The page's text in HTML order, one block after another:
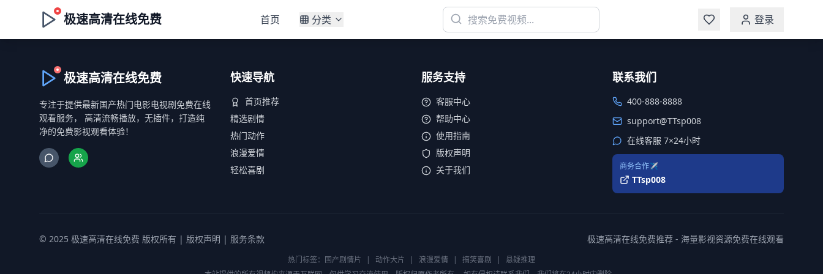
极速高清在线免费 首页 分类 登录
极速高清在线免费
专注于提供最新国产热门电影电视剧免费在线
观看服务， 高清流畅播放，无插件，打造纯
净的免费影视观看体验！
快速导航
首页推荐
精选剧情
热门动作
浪漫爱情
轻松喜剧
服务支持
客服中心
帮助中心
使用指南
版权声明
关于我们
联系我们
400-888-8888
support@TTsp008
在线客服 7×24小时
商务合作✈️
TTsp008
© 2025 极速高清在线免费 版权所有 | 版权声明 | 服务条款 极速高清在线免费推荐 - 海量影视资源免费在线观看
热门标签： 国产剧情片 | 动作大片 | 浪漫爱情 | 搞笑喜剧 |
悬疑推理